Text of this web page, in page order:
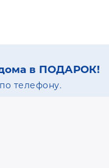
в ПОДАРОК!
телефону.